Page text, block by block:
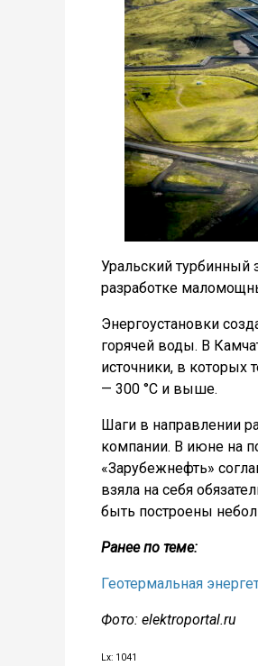
Уральский
разработке
Энергоустановки
горячей воды. В
источники, в которых
— 300 °С и выше.
Шаги в направлении
компании. В июне на
«Зарубежнефть»
взяла на себя
быть построены
Ранее по теме:
Геотермальная
Фото: elektroportal.ru
Lx: 1041